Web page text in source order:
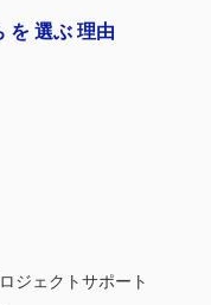
を 選ぶ 理由
ジェクトサポート